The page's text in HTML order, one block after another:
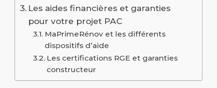
Les aides financières et garanties
pour votre projet PAC
MaPrimeRénov et les différents
dispositifs d’aide
Les certifications RGE et garanties
constructeur